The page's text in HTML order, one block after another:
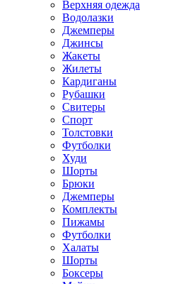
Верхняя одежда
Водолазки
Джемперы
Джинсы
Жакеты
Жилеты
Кардиганы
Рубашки
Свитеры
Спорт
Толстовки
Футболки
Худи
Шорты
Брюки
Джемперы
Комплекты
Пижамы
Футболки
Халаты
Шорты
Боксеры